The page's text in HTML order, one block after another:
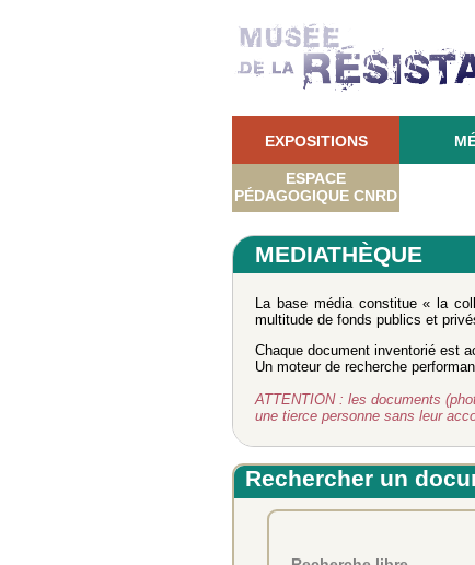
EXPOSITIONS
ESPACE
PÉDAGOGIQUE CNRD
MEDIATHÈQUE
La base média constitue « la
multitude de fonds publics et
Chaque document inventorié est
Un moteur de recherche
ATTENTION : les documents
une tierce personne sans leur
Rechercher un